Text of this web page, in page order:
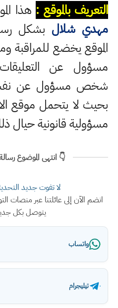
التعريف بالموقع : هذا
مهدي شلال بشكل
الموقع يخضع للمراقبة
مسؤول عن
شخص مسؤول عن نفسه
بحيث لا يتحمل موقع
مسؤولية قانونية حيال
👇 انتهى الموضوع
لا تفوت جديد
انضم الآن إلى عائلتنا عبر منصات
يتوصل بكل
واتساب
تيليجرام